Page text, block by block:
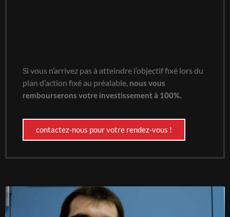
Si vous n’arrivez pas à atteindre l’objectif fixé lors du
plan d’action fixé au préalable, nous vous
rembourserons votre investissement à 100%.
contactez-nous pour votre rendez-vous !